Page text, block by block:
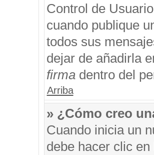
Control de
cuando publique
todos sus
dejar de añadirla
firmadentro del
Arriba
» ¿Cómo creo
Cuando inicia un
debe hacer clic